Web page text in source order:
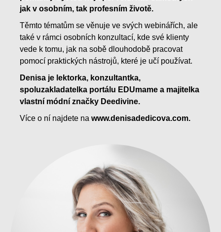
jak v osobním, tak profesním životě.
Těmto tématům se věnuje ve svých webinářích, ale
také v rámci osobních konzultací, kde své klienty
vede k tomu, jak na sobě dlouhodobě pracovat
pomocí praktických nástrojů, které je učí používat.
Denisa je lektorka, konzultantka,
spoluzakladatelka portálu EDUmame a majitelka
vlastní módní značky Deedivine.
Více o ní najdete na www.denisadedicova.com.